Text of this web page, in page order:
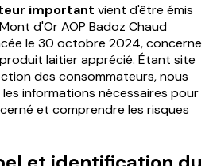
important vient d'être émis
d'Or AOP Badoz Chaud
le 30 octobre 2024, concerne
laitier apprécié. Étant site
des consommateurs, nous
informations nécessaires pour
et comprendre les risques